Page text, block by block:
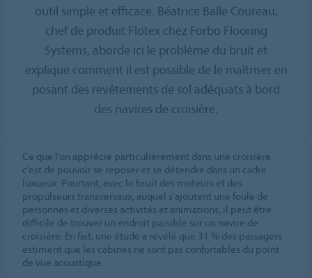
outil simple et efficace. Béatrice Balle Coureau,
chef de produit Flotex chez Forbo Flooring
Systems, aborde ici le problème du bruit et
explique comment il est possible de le maîtriser en
posant des revêtements de sol adéquats à bord
des navires de croisière.
Ce que l’on apprécie particulièrement dans une croisière,
c’est de pouvoir se reposer et se détendre dans un cadre
luxueux. Pourtant, avec le bruit des moteurs et des
propulseurs transversaux, auquel s’ajoutent une foule de
personnes et diverses activités et animations, il peut être
difficile de trouver un endroit paisible sur un navire de
croisière. En fait, une étude a révélé que 31 % des passagers
estiment que les cabines ne sont pas confortables du point
de vue acoustique.